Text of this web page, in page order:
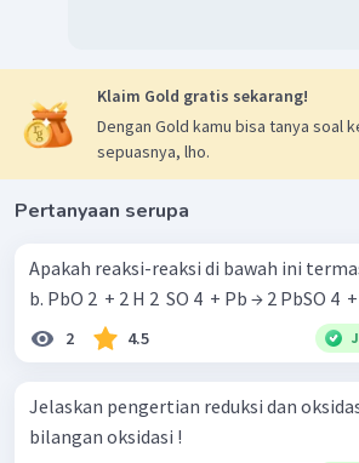
Klaim Gold gratis sekarang!
Dengan Gold kamu bisa tanya soal
sepuasnya, lho.
Pertanyaan serupa
Apakah reaksi-reaksi di bawah ini
b. PbO 2 ​ + 2 H 2 ​ SO 4 ​ + Pb → 2 PbSO 4
2 4.5
Jelaskan pengertian reduksi dan
bilangan oksidasi !